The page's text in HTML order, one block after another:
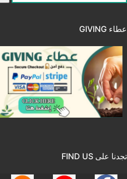
عن:
عطاء GIVING
تجدنا على FIND US